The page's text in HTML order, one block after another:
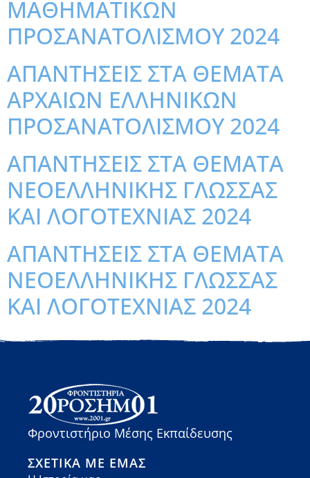
ΜΑΘΗΜΑΤΙΚΩΝ
ΠΡΟΣΑΝΑΤΟΛΙΣΜΟΥ 2024
ΑΠΑΝΤΗΣΕΙΣ ΣΤΑ ΘΕΜΑΤΑ
ΑΡΧΑΙΩΝ ΕΛΛΗΝΙΚΩΝ
ΠΡΟΣΑΝΑΤΟΛΙΣΜΟΥ 2024
ΑΠΑΝΤΗΣΕΙΣ ΣΤΑ ΘΕΜΑΤΑ
ΝΕΟΕΛΛΗΝΙΚΗΣ ΓΛΩΣΣΑΣ
ΚΑΙ ΛΟΓΟΤΕΧΝΙΑΣ 2024
ΑΠΑΝΤΗΣΕΙΣ ΣΤΑ ΘΕΜΑΤΑ
ΝΕΟΕΛΛΗΝΙΚΗΣ ΓΛΩΣΣΑΣ
ΚΑΙ ΛΟΓΟΤΕΧΝΙΑΣ 2024
Φροντιστήριο Μέσης Εκπαίδευσης
ΣΧΕΤΙΚΆ ΜΕ ΕΜΆΣ